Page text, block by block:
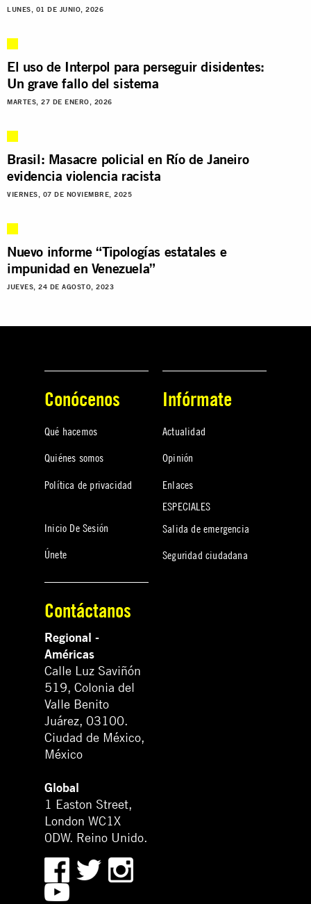
LUNES, 01 DE JUNIO, 2026
El uso de Interpol para perseguir disidentes:
Un grave fallo del sistema
MARTES, 27 DE ENERO, 2026
Brasil: Masacre policial en Río de Janeiro
evidencia violencia racista
VIERNES, 07 DE NOVIEMBRE, 2025
Nuevo informe “Tipologías estatales e
impunidad en Venezuela”
JUEVES, 24 DE AGOSTO, 2023
Conócenos
Qué hacemos
Quiénes somos
Política de privacidad
Inicio De Sesión
Únete
Infórmate
Actualidad
Opinión
Enlaces
ESPECIALES
Salida de emergencia
Seguridad ciudadana
Contáctanos
Regional -
Américas
Calle Luz Saviñón
519, Colonia del
Valle Benito
Juárez, 03100.
Ciudad de México,
México
Global
1 Easton Street,
London WC1X
0DW. Reino Unido.